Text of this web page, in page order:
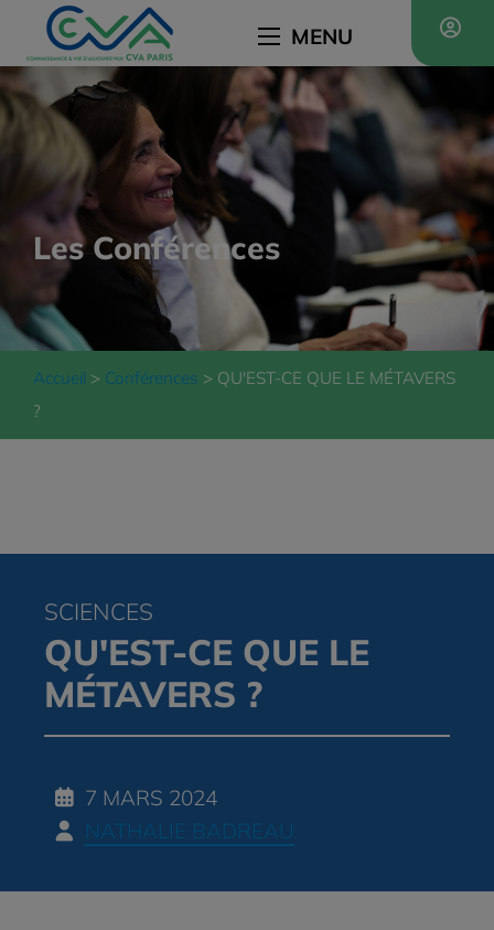
MENU
Les Conférences
Accueil Conférences
QU'EST-CE QUE LE MÉTAVERS
?
SCIENCES
QU'EST-CE QUE LE
MÉTAVERS ?
7 MARS 2024
NATHALIE BADREAU